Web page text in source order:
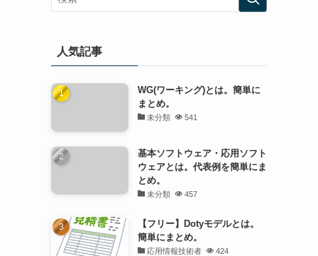
人気記事
WG(ワーキング)とは。簡単に
まとめ。
未分類 541
基本ソフトウェア・応用ソフト
ウェアとは。代表例を簡単にま
とめ。
未分類 457
【フリー】Dotyモデルとは。
簡単にまとめ。
応用情報技術者 424